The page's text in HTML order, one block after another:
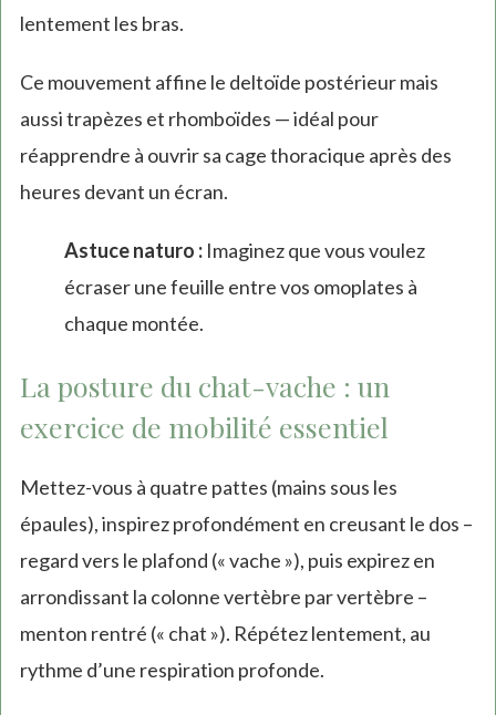
lentement les bras.
Ce mouvement affine le deltoïde postérieur mais
aussi trapèzes et rhomboïdes — idéal pour
réapprendre à ouvrir sa cage thoracique après des
heures devant un écran.
Astuce naturo :Imaginez que vous voulez
écraser une feuille entre vos omoplates à
chaque montée.
La posture du chat-vache : un
exercice de mobilité essentiel
Mettez-vous à quatre pattes (mains sous les
épaules), inspirez profondément en creusant le dos –
regard vers le plafond (« vache »), puis expirez en
arrondissant la colonne vertèbre par vertèbre –
menton rentré (« chat »). Répétez lentement, au
rythme d’une respiration profonde.